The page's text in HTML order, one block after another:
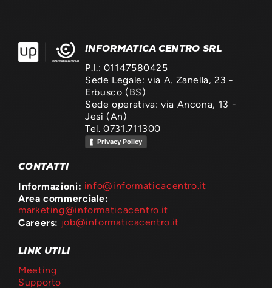
INFORMATICA CENTRO SRL
P.I.: 01147580425
Sede Legale: via A. Zanella, 23 -
Erbusco (BS)
Sede operativa: via Ancona, 13 -
Jesi (An)
Tel. 0731.711300
Privacy Policy
CONTATTI
Informazioni: info@informaticacentro.it
Area commerciale:
marketing@informaticacentro.it
Careers: job@informaticacentro.it
LINK UTILI
Meeting
Supporto